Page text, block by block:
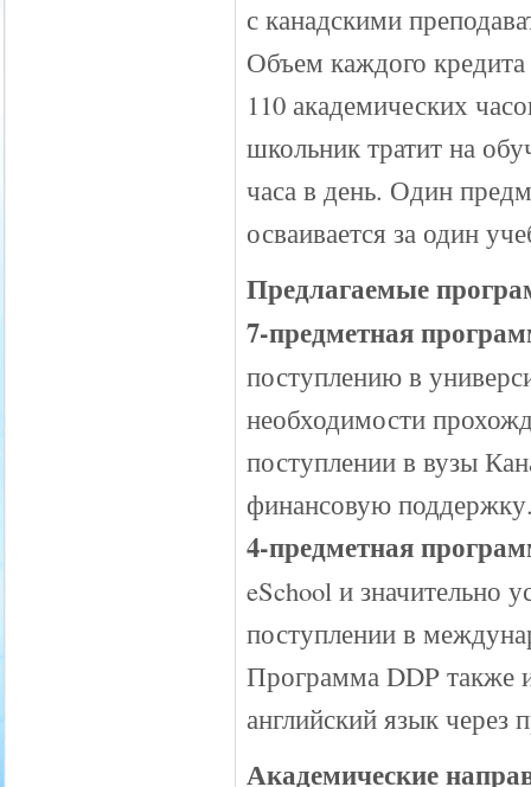
с канадскими
Объем каждого
110 академических
школьник тратит на
часа в день. Один
осваивается за один
Предлагаемые
7-предметная
поступлению в
необходимости
поступлении в вузы
финансовую
4-предметная
eSchool и значительно
поступлении в
Программа DDP также
английский язык
Академические